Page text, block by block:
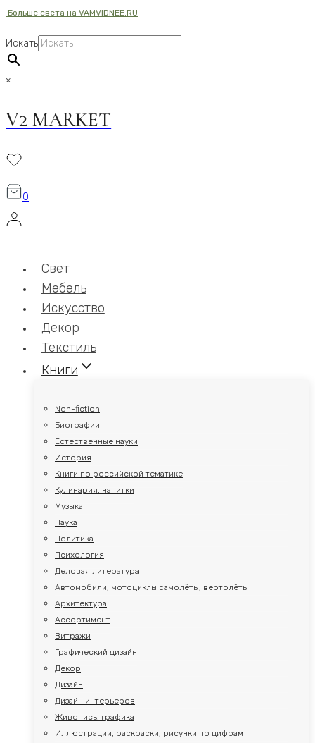
Перейти
содержимому
Больше света на VAMVIDNEE.RU
Искать
×
V2 MARKET
0
Свет
Мебель
Искусство
Декор
Текстиль
Книги
Non-fiction
Биографии
Естественные науки
История
Книги по российской тематике
Кулинария, напитки
Музыка
Наука
Политика
Психология
Деловая литература
Автомобили, мотоциклы самолёты, вертолёты
Архитектура
Ассортимент
Витражи
Графический дизайн
Декор
Дизайн
Дизайн интерьеров
Живопись, графика
Иллюстрации, раскраски, рисунки по цифрам